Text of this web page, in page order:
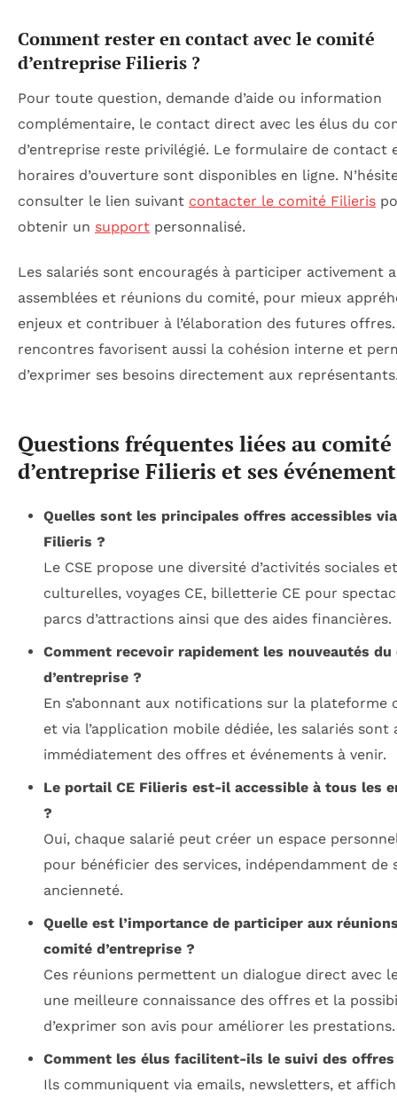
Comment rester en contact avec le comité
d’entreprise Filieris ?
Pour toute question, demande d’aide ou information
complémentaire, le contact direct avec les élus du
d’entreprise reste privilégié. Le formulaire de contact
horaires d’ouverture sont disponibles en ligne.
consulter le lien suivant contacter le comité Filieris
obtenir un support personnalisé.
Les salariés sont encouragés à participer activement
assemblées et réunions du comité, pour mieux
enjeux et contribuer à l’élaboration des futures offres.
rencontres favorisent aussi la cohésion interne et
d’exprimer ses besoins directement aux
Questions fréquentes liées au comité
d’entreprise Filieris et ses
Quelles sont les principales offres accessibles via
Filieris ?
Le CSE propose une diversité d’activités sociales et
culturelles, voyages CE, billetterie CE pour
parcs d’attractions ainsi que des aides financières.
Comment recevoir rapidement les nouveautés du
d’entreprise ?
En s’abonnant aux notifications sur la plateforme
et via l’application mobile dédiée, les salariés sont
immédiatement des offres et événements à venir.
Le portail CE Filieris est-il accessible à tous les
?
Oui, chaque salarié peut créer un espace
pour bénéficier des services, indépendamment de
ancienneté.
Quelle est l’importance de participer aux
comité d’entreprise ?
Ces réunions permettent un dialogue direct avec
une meilleure connaissance des offres et la
d’exprimer son avis pour améliorer les prestations.
Comment les élus facilitent-ils le suivi des offres
Ils communiquent via emails, newsletters, et